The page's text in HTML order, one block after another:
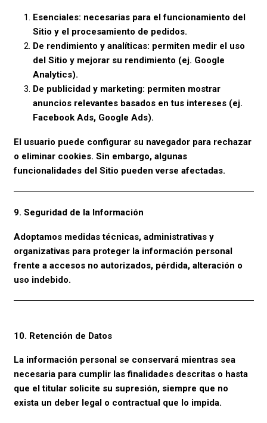
Esenciales: necesarias para el funcionamiento del
Sitio y el procesamiento de pedidos.
De rendimiento y analíticas: permiten medir el uso
del Sitio y mejorar su rendimiento (ej. Google
Analytics).
De publicidad y marketing: permiten mostrar
anuncios relevantes basados en tus intereses (ej.
Facebook Ads, Google Ads).
El usuario puede configurar su navegador para rechazar
o eliminar cookies. Sin embargo, algunas
funcionalidades del Sitio pueden verse afectadas.
9. Seguridad de la Información
Adoptamos medidas técnicas, administrativas y
organizativas para proteger la información personal
frente a accesos no autorizados, pérdida, alteración o
uso indebido.
10. Retención de Datos
La información personal se conservará mientras sea
necesaria para cumplir las finalidades descritas o hasta
que el titular solicite su supresión, siempre que no
exista un deber legal o contractual que lo impida.